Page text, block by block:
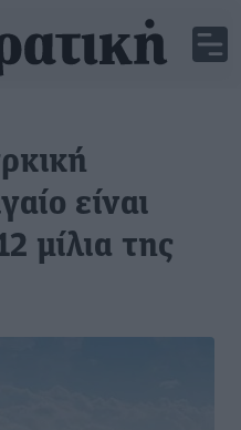
είναι
μίλια της